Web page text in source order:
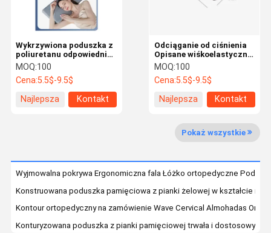
Wycieczka
Po Fabryce
Jakości
Nowości
Sprawy
Wycenę
Wyprofilowana poduszka z pianki memory
Poduszka z pianki pamięci ortopedycznej
Poduszka kolanowa z pianki pamięci
Odciąganie od ciśnienia
Opisane wiśkoelastyczne
poduszki piankowe dla
długotrwałego wsparcia i
komfortu
MOQ:100
Cena:5.5$-9.5$
Najlepsza
Kontakt
Wykrzywiona poduszka z
poliuretanu odpowiednia
dla osób śpiących
plecami i bokami z
ergonomią
MOQ:100
Cena:5.5$-9.5$
Najlepsza
Kontakt
Pokaż wszystkie
Wyjmowalna pokrywa Ergonomiczna fala Łóżko ortopedyczne
Konstruowana poduszka pamięciowa z pianki żelowej w kształcie
Kontour ortopedyczny na zamówienie Wave Cervical Almohadas
Konturyzowana poduszka z pianki pamięciowej trwała i